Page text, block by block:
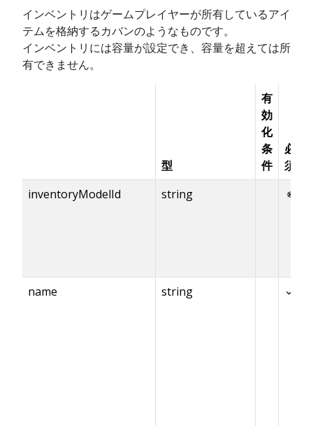
インベントリはゲームプレイヤーが所有しているアイ
テムを格納するカバンのようなものです。
インベントリには容量が設定でき、容量を超えては所
有できません。
型
有
効
化
条
件
必
須
inventoryModelId
string ※
name string ✓